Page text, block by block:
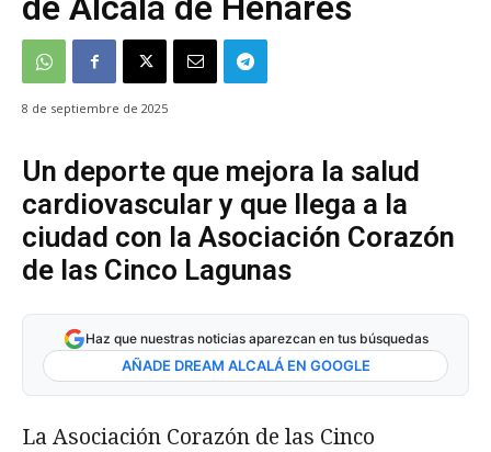
8 de septiembre de 2025
Un deporte que mejora la salud
cardiovascular y que llega a la
ciudad con la Asociación Corazón
de las Cinco Lagunas
Haz que nuestras noticias aparezcan en tus búsquedas
AÑADE DREAM ALCALÁ EN GOOGLE
La Asociación Corazón de las Cinco